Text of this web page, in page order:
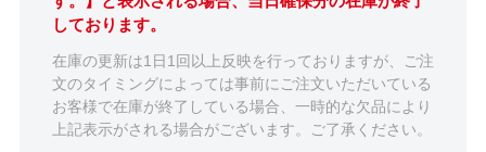
しております。
在庫の更新は1日1回以上反映を行っておりますが、ご注
文のタイミングによっては事前にご注文いただいている
お客様で在庫が終了している場合、一時的な欠品により
上記表示がされる場合がございます。ご了承ください。